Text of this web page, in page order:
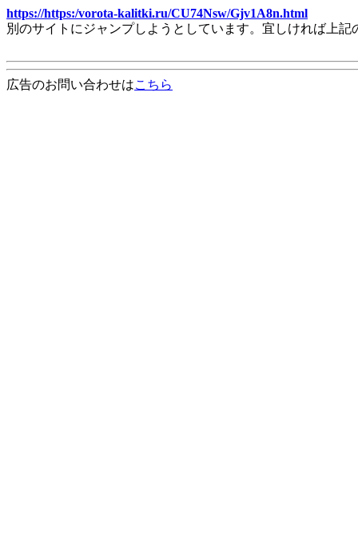
https://https:/vorota-kalitki.ru/CU74Nsw/Gjv1A8n.html
別のサイトにジャンプしようとしています。宜しければ上
広告のお問い合わせはこちら